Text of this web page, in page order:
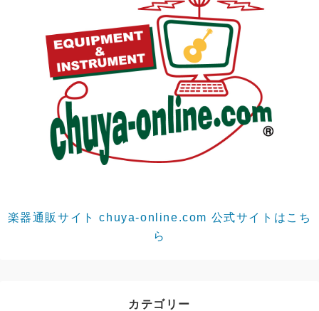
楽器通販サイト chuya-online.com 公式サイトはこち
ら
カテゴリー